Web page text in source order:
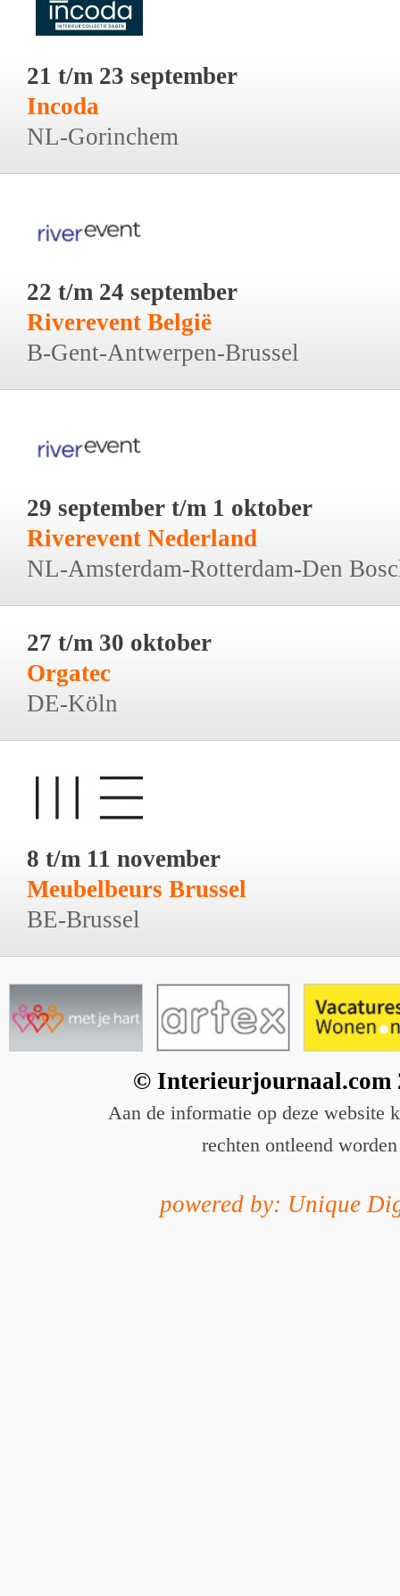
21 t/m 23 september
Incoda
NL-Gorinchem
22 t/m 24 september
Riverevent België
B-Gent-Antwerpen-Brussel
29 september t/m 1 oktober
Riverevent Nederland
NL-Amsterdam-Rotterdam-Den
27 t/m 30 oktober
Orgatec
DE-Köln
8 t/m 11 november
Meubelbeurs Brussel
BE-Brussel
© Interieurjournaal.com
Aan de informatie op deze website
rechten ontleend worden
powered by: Unique